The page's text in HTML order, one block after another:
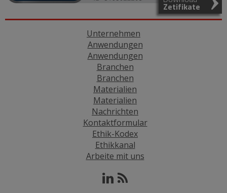
Zetifikate
Unternehmen
Anwendungen
Anwendungen
Branchen
Branchen
Materialien
Materialien
Nachrichten
Kontaktformular
Ethik-Kodex
Ethikkanal
Arbeite mit uns